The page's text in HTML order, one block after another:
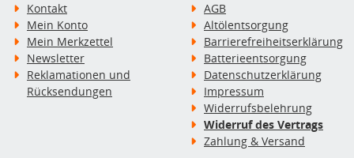
Kontakt
Mein Konto
Mein Merkzettel
Newsletter
Reklamationen und
Rücksendungen
AGB
Altölentsorgung
Barrierefreiheitserklärung
Batterieentsorgung
Datenschutzerklärung
Impressum
Widerrufsbelehrung
Widerruf des Vertrags
Zahlung & Versand